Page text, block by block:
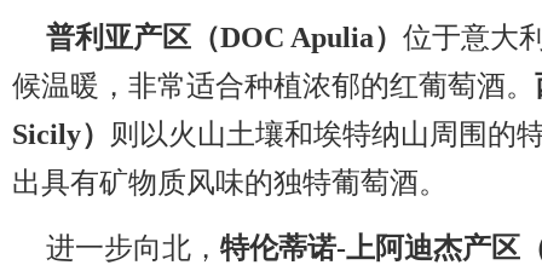
普利亚产区（DOC Apulia） 位于意大
候温暖，非常适合种植浓郁的红葡萄酒。
Sicily） 则以火山土壤和埃特纳山周围的
出具有矿物质风味的独特葡萄酒。
进一步向北， 特伦蒂诺-上阿迪杰产区